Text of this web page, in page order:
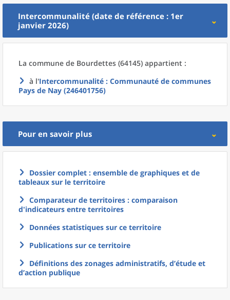
Intercommunalité (date de référence : 1er
janvier 2026)
La commune de Bourdettes (64145) appartient :
à l'Intercommunalité : Communauté de communes
Pays de Nay (246401756)
Pour en savoir plus
Dossier complet : ensemble de graphiques et de
tableaux sur le territoire
Comparateur de territoires : comparaison
d'indicateurs entre territoires
Données statistiques sur ce territoire
Publications sur ce territoire
Définitions des zonages administratifs, d’étude et
d’action publique